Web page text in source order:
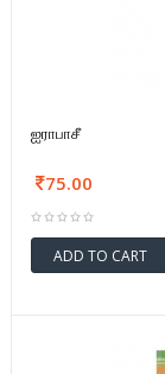
ஐராபாசீ
75.00
ADD TO CART